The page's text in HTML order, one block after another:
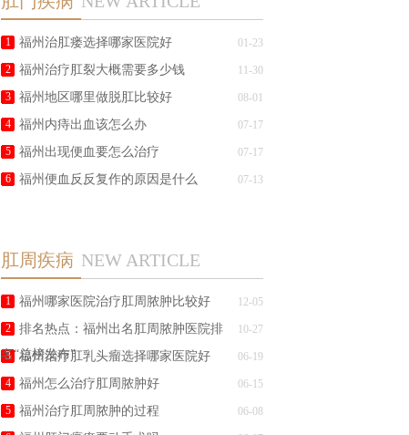
01-23
1 福州治肛瘘选择哪家医院好
11-30
2 福州治疗肛裂大概需要多少钱
08-01
3 福州地区哪里做脱肛比较好
07-17
4 福州内痔出血该怎么办
07-17
5 福州出现便血要怎么治疗
07-13
6 福州便血反反复作的原因是什么
肛周疾病 NEW ARTICLE
12-05
1 福州哪家医院治疗肛周脓肿比较好
10-27
2 排名热点：福州出名肛周脓肿医院排
名“总榜发布” 06-19
3 福州治疗肛乳头瘤选择哪家医院好
06-15
4 福州怎么治疗肛周脓肿好
06-08
5 福州治疗肛周脓肿的过程